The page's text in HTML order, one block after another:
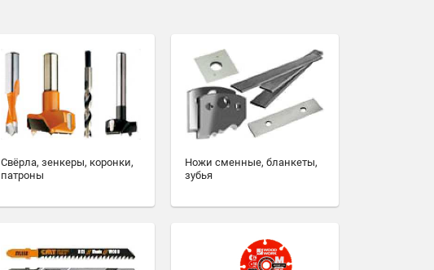
Свёрла, зенкеры, коронки,
патроны
Ножи сменные, бланкеты,
зубья